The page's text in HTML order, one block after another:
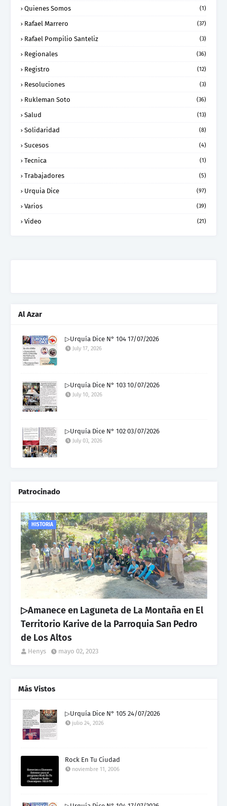
Quienes Somos (1)
Rafael Marrero (37)
Rafael Pompilio Santeliz (3)
Regionales (36)
Registro (12)
Resoluciones (3)
Rukleman Soto (36)
Salud (13)
Solidaridad (8)
Sucesos (4)
Tecnica (1)
Trabajadores (5)
Urquia Dice (97)
Varios (39)
Video (21)
Al Azar
▷Urquía Dice N° 104 17/07/2026
July 17, 2026
▷Urquía Dice N° 103 10/07/2026
July 10, 2026
▷Urquía Dice N° 102 03/07/2026
July 03, 2026
Patrocinado
HISTORIA
▷Amanece en Laguneta de La Montaña en El
Territorio Karive de la Parroquia San Pedro
de Los Altos
Henys mayo 02, 2023
Más Vistos
▷Urquía Dice N° 105 24/07/2026
julio 24, 2026
Rock En Tu Ciudad
noviembre 11, 2006